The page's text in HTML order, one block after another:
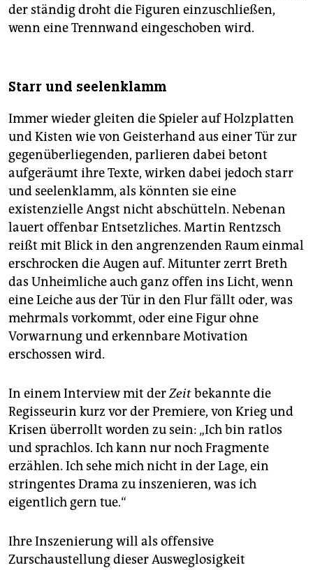
der ständig droht die Figuren einzuschließen,
wenn eine Trennwand eingeschoben wird.
Starr und seelenklamm
Immer wieder gleiten die Spieler auf Holzplatten
und Kisten wie von Geisterhand aus einer Tür zur
gegenüberliegenden, parlieren dabei betont
aufgeräumt ihre Texte, wirken dabei jedoch starr
und seelenklamm, als könnten sie eine
existenzielle Angst nicht abschütteln. Nebenan
lauert offenbar Entsetzliches. Martin Rentzsch
reißt mit Blick in den angrenzenden Raum einmal
erschrocken die Augen auf. Mitunter zerrt Breth
das Unheimliche auch ganz offen ins Licht, wenn
eine Leiche aus der Tür in den Flur fällt oder, was
mehrmals vorkommt, oder eine Figur ohne
Vorwarnung und erkennbare Motivation
erschossen wird.
In einem Interview mit derZeitbekannte die
Regisseurin kurz vor der Premiere, von Krieg und
Krisen überrollt worden zu sein: „Ich bin ratlos
und sprachlos. Ich kann nur noch Fragmente
erzählen. Ich sehe mich nicht in der Lage, ein
stringentes Drama zu inszenieren, was ich
eigentlich gern tue.“
Ihre Inszenierung will als offensive
Zurschaustellung dieser Ausweglosigkeit